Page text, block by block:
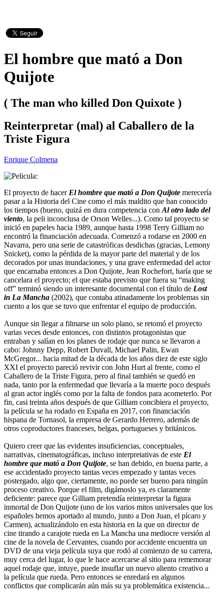
El hombre que mató a Don
Quijote
( The man who killed Don Quixote )
Reinterpretar (mal) al Caballero de la
Triste Figura
Enrique Colmena
El proyecto de hacer El hombre que mató a Don Quijote merecería
pasar a la Historia del Cine como el más maldito que han conocido
los tiempos (bueno, quizá en dura competencia con Al otro lado del
viento, la peli inconclusa de Orson Welles...). Como tal proyecto se
inició en papeles hacia 1989, aunque hasta 1998 Terry Gilliam no
encontró la financiación adecuada. Comenzó a rodarse en 2000 en
Navarra, pero una serie de catastróficas desdichas (gracias, Lemony
Snicket), como la pérdida de la mayor parte del material y de los
decorados por unas inundaciones, y una grave enfermedad del actor
que encarnaba entonces a Don Quijote, Jean Rochefort, haría que se
cancelara el proyecto; el que estaba previsto que fuera su “making
off” terminó siendo un interesante documental con el título de Lost
in La Mancha (2002), que contaba atinadamente los problemas sin
cuento a los que se tuvo que enfrentar el equipo de producción.
Aunque sin llegar a filmarse un solo plano, se retomó el proyecto
varias veces desde entonces, con distintos protagonistas que
entraban y salían en los planes de rodaje que nunca se llevaron a
cabo: Johnny Depp, Robert Duvall, Michael Palin, Ewan
McGregor... hacia mitad de la década de los años diez de este siglo
XXI el proyecto pareció revivir con John Hurt al frente, como el
Caballero de la Triste Figura, pero al final también se quedó en
nada, tanto por la enfermedad que llevaría a la muerte poco después
al gran actor inglés como por la falta de fondos para acometerlo. Por
fin, casi treinta años después de que Gilliam concibiera el proyecto,
la película se ha rodado en España en 2017, con financiación
hispana de Tornasol, la empresa de Gerardo Herrero, además de
otros coproductores franceses, belgas, portugueses y británicos.
Quiero creer que las evidentes insuficiencias, conceptuales,
narrativas, cinematográficas, incluso interpretativas de este El
hombre que mató a Don Quijote, se han debido, en buena parte, a
ese accidentado proyecto tantas veces empezado y tantas veces
postergado, algo que, ciertamente, no puede ser bueno para ningún
proceso creativo. Porque el film, digámoslo ya, es claramente
deficiente: parece que Gilliam pretendía reinterpretar la figura
inmortal de Don Quijote (uno de los varios mitos universales que los
españoles hemos aportado al mundo, junto a Don Juan, el pícaro y
Carmen), actualizándolo en esta historia en la que un director de
cine tirando a carajote rueda en La Mancha una mediocre versión al
cine de la novela de Cervantes, cuando por accidente encuentra un
DVD de una vieja película suya que rodó al comienzo de su carrera,
muy cerca del lugar, lo que le hace acercarse al sitio para rememorar
aquel rodaje que, intuye, puede insuflar un nuevo aliento creativo a
la película que rueda. Pero entonces se enredará en algunos
conflictos que complicarán aún más su ya problemática existencia...